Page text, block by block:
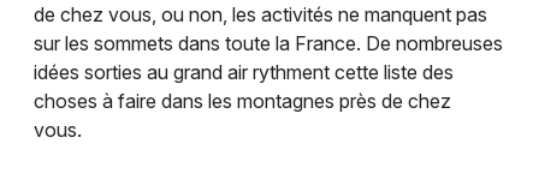
de chez vous, ou non, les activités ne manquent pas
sur les sommets dans toute la France. De nombreuses
idées sorties au grand air rythment cette liste des
choses à faire dans les montagnes près de chez
vous.